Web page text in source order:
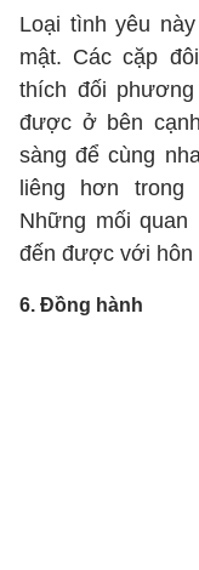
Loại tình yêu
mật. Các cặp
thích đối
được ở bên
sàng để cùng
liêng hơn
Những mối
đến được với hôn
6. Đồng hành